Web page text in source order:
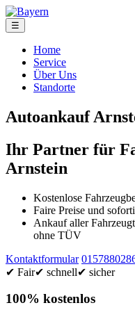
☰
Home
Service
Über Uns
Standorte
Autoankauf
Ihr Partner für
Arnstein
Kostenlose
Faire Preise und
Ankauf aller
ohne TÜV
Kontaktformular
✔ Fair✔ schnell✔ sicher
100% kostenlos